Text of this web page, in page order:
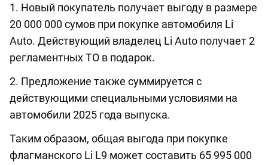
1. Новый покупатель получает выгоду в размере
20 000 000 сумов при покупке автомобиля Li
Auto. Действующий владелец Li Auto получает 2
регламентных ТО в подарок.
2. Предложение также суммируется с
действующими специальными условиями на
автомобили 2025 года выпуска.
Таким образом, общая выгода при покупке
флагманского Li L9 может составить 65 995 000